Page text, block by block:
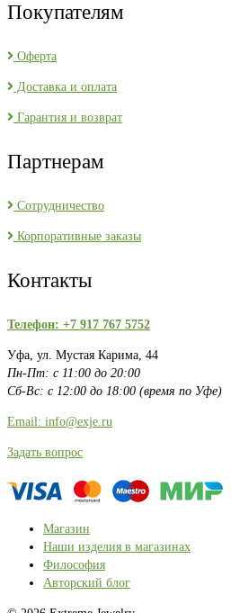
Покупателям
Оферта
Доставка и оплата
Гарантия и возврат
Партнерам
Сотрудничество
Корпоративные заказы
Контакты
Телефон: +7 917 767 5752
Уфа, ул. Мустая Карима, 44
Пн-Пт: с 11:00 до 20:00
Сб-Вс: с 12:00 до 18:00 (время по Уфе)
Email: info@exje.ru
Задать вопрос
Магазин
Наши изделия в магазинах
Философия
Авторский блог